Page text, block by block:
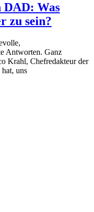
DAD: Was
zu sein?
Antworten. Ganz
Krahl, Chefredakteur der
uns